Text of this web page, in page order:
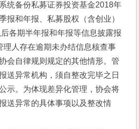
统备份私募证券投资基金2018年
报和年报、私募股权（含创业）
各期半年报和年报等信息披露报
理人存在逾期未办结信息核查事
会自律规则规定的其他情形。管
送异常机构，须自整改完毕之日
示。为体现差异化管理，协会将
送异常的具体事项以及整改情